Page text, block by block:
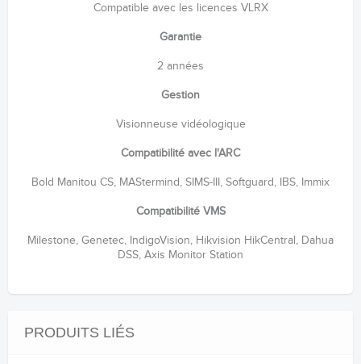
Compatible avec les licences VLRX
Garantie
2 années
Gestion
Visionneuse vidéologique
Compatibilité avec l'ARC
Bold Manitou CS, MAStermind, SIMS-III, Softguard, IBS, Immix
Compatibilité VMS
Milestone, Genetec, IndigoVision, Hikvision HikCentral, Dahua
DSS, Axis Monitor Station
PRODUITS LIÉS